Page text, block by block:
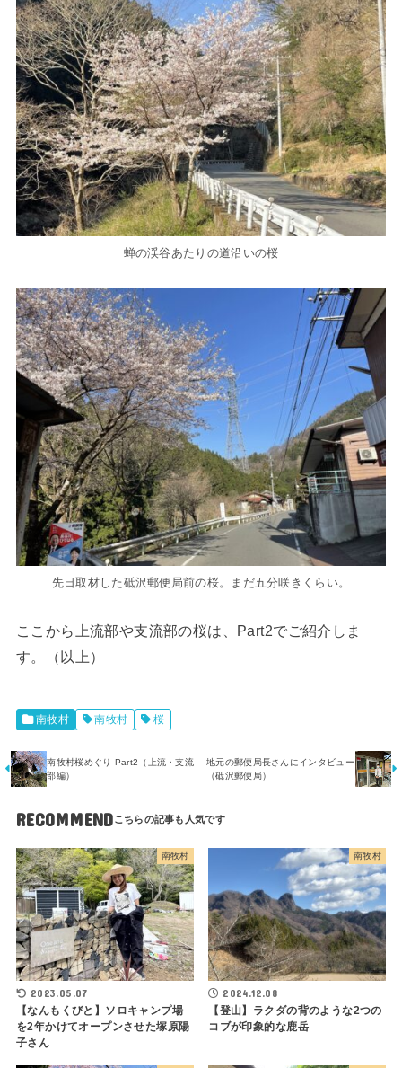
蝉の渓谷あたりの道沿いの桜
先日取材した砥沢郵便局前の桜。まだ五分咲きくらい。
ここから上流部や支流部の桜は、Part2でご紹介しま
す。（以上）
南牧村 南牧村 桜
南牧村桜めぐり Part2（上流・支流
部編）
地元の郵便局長さんにインタビュー
（砥沢郵便局）
RECOMMEND
南牧村
2023.05.07
【なんもくびと】ソロキャンプ場
を2年かけてオープンさせた塚原陽
子さん
南牧村
2024.12.08
【登山】ラクダの背のような2つの
コブが印象的な鹿岳